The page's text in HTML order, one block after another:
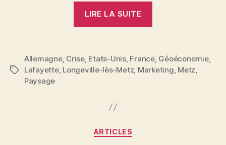
LIRE LA SUITE
Étiquettes
Allemagne, Crise, Etats-Unis, France, Géoéconomie,
Lafayette, Longeville-lès-Metz, Marketing, Metz,
Paysage
Catégories
ARTICLES